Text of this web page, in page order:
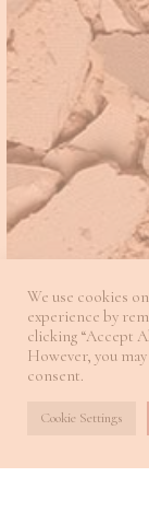
We use cookies
experience by
clicking “Accept
However, you
consent.
Cookie Settings